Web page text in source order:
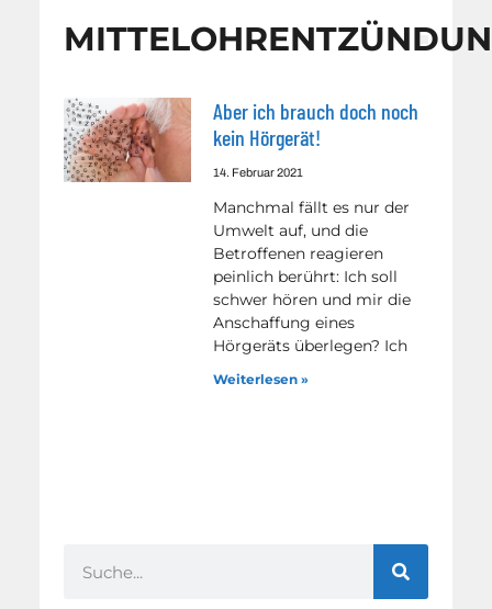
Aber ich brauch doch noch
kein Hörgerät!
14. Februar 2021
Manchmal fällt es nur der
Umwelt auf, und die
Betroffenen reagieren
peinlich berührt: Ich soll
schwer hören und mir die
Anschaffung eines
Hörgeräts überlegen? Ich
Weiterlesen »